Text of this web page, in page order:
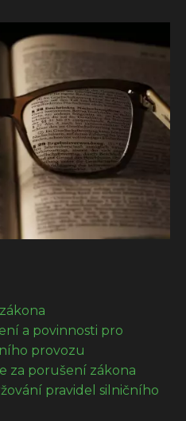
a povinnosti pro
provozu
za porušení zákona
pravidel silničního